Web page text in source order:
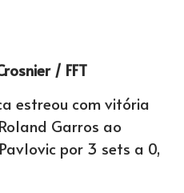
/ FFT
estreou com vitória
Garros ao
por 3 sets a 0,